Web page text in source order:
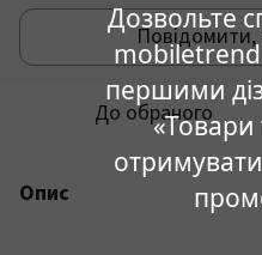
Дозвольте
першими
«Товари
Повідомити,
До обраного
Опис